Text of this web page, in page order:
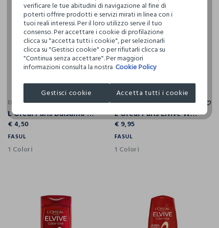
ELVIVE
L'Oréal Paris Balsamo Istantaneo Rapid Reviver Elvive Dream Long, Arricchito con Amminoacido e Olio Protettivo, per Capelli Lunghi e Danneggiati, 180 ml.
€ 4,50
FASUL
1 Colori
ELVIVE
L’Oreal Paris Elvive Wonder Water, Balsamo Liquido con Tecnologia Lamellare, Trattamento per capelli lunghi e danneggiati, 200ml.
€ 9,95
FASUL
1 Colori
verificare le tue abitudini di navigazione al fine di
poterti offrire prodotti e servizi mirati in linea con i
tuoi reali interessi. Per il loro utilizzo serve il tuo
consenso. Per accettare i cookie di profilazione
clicca su "accetta tutti i cookie", per selezionarli
clicca su "Gestisci cookie" o per rifiutarli clicca su
"Continua senza accettare". Per maggiori
informazioni consulta la nostra Cookie Policy
Gestisci cookie Accetta tutti i cookie